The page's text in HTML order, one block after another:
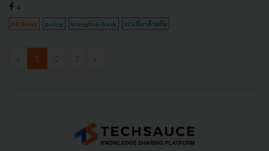
4
PR News policy krungthai-bank เราเที่ยวด้วยกัน
‹ 1 2 3 ›